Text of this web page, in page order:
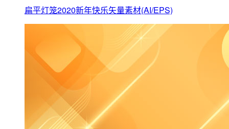
扁平灯笼2020新年快乐矢量素材(AI/EPS)